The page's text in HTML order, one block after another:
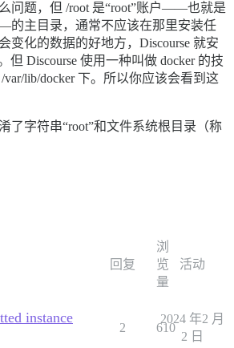
问题，但 /root 是“root”账户——也就是
主目录，通常不应该在那里安装任
变化的数据的好地方，Discourse 就安
但 Discourse 使用一种叫做 docker 的技
lib/docker 下。所以你应该会看到这
了字符串“root”和文件系统根目录（称
回复
浏
览
量
活动
instance
2 610
2024 年2 月
2 日